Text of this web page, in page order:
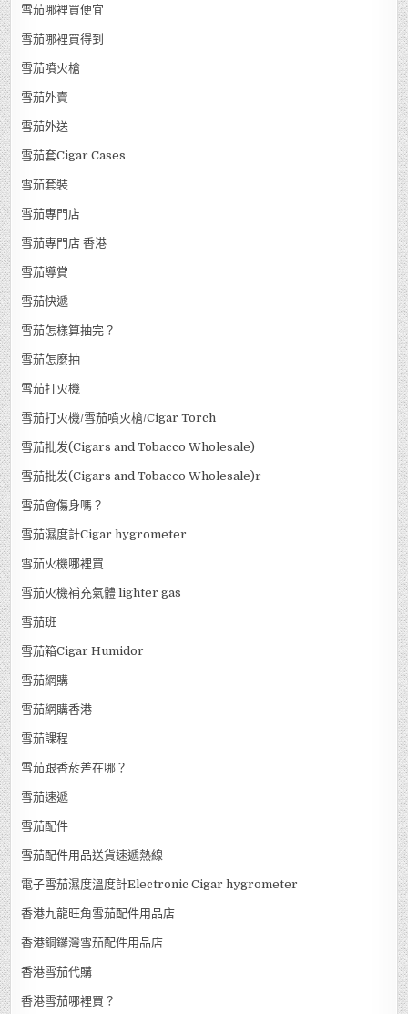
雪茄哪裡買便宜
雪茄哪裡買得到
雪茄噴火槍
雪茄外賣
雪茄外送
雪茄套Cigar Cases
雪茄套裝
雪茄專門店
雪茄專門店 香港
雪茄導賞
雪茄快遞
雪茄怎樣算抽完？
雪茄怎麼抽
雪茄打火機
雪茄打火機/雪茄噴火槍/Cigar Torch
雪茄批发(Cigars and Tobacco Wholesale)
雪茄批发(Cigars and Tobacco Wholesale)r
雪茄會傷身嗎？
雪茄濕度計Cigar hygrometer
雪茄火機哪裡買
雪茄火機補充氣體 lighter gas
雪茄班
雪茄箱Cigar Humidor
雪茄網購
雪茄網購香港
雪茄課程
雪茄跟香菸差在哪？
雪茄速遞
雪茄配件
雪茄配件用品送貨速遞熱線
電子雪茄濕度溫度計Electronic Cigar hygrometer
香港九龍旺角雪茄配件用品店
香港銅鑼灣雪茄配件用品店
香港雪茄代購
香港雪茄哪裡買？